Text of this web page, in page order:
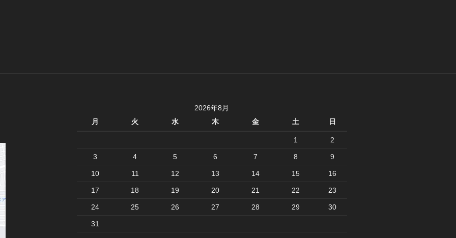
2026年8月
月
火 水 木 金 土 日
1 2
3 4 5 6 7 8 9
10 11 12 13 14 15 16
17 18 19 20 21 22 23
24 25 26 27 28 29 30
31